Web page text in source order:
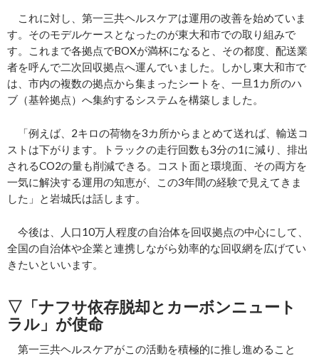
これに対し、第一三共ヘルスケアは運用の改善を始めていま
す。そのモデルケースとなったのが東大和市での取り組みで
す。これまで各拠点でBOXが満杯になると、その都度、配送業
者を呼んで二次回収拠点へ運んでいました。しかし東大和市で
は、市内の複数の拠点から集まったシートを、一旦1カ所のハ
ブ（基幹拠点）へ集約するシステムを構築しました。
「例えば、2キロの荷物を3カ所からまとめて送れば、輸送コ
ストは下がります。トラックの走行回数も3分の1に減り、排出
されるCO2の量も削減できる。コスト面と環境面、その両方を
一気に解決する運用の知恵が、この3年間の経験で見えてきま
した」と岩城氏は話します。
今後は、人口10万人程度の自治体を回収拠点の中心にして、
全国の自治体や企業と連携しながら効率的な回収網を広げてい
きたいといいます。
▽「ナフサ依存脱却とカーボンニュート
ラル」が使命
第一三共ヘルスケアがこの活動を積極的に推し進めること